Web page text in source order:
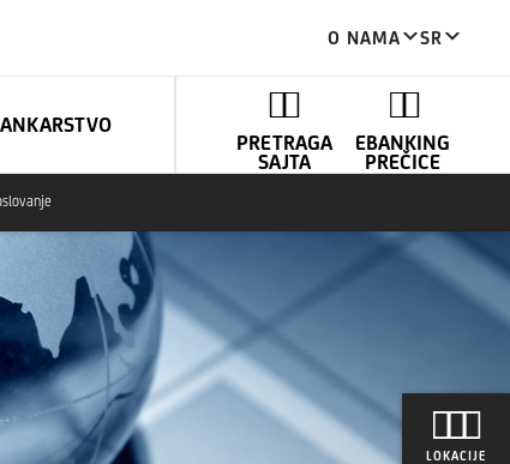
O NAMA SR
PRETRAGA
SAJTA
EBANKING
PREČICE
LOKACIJE